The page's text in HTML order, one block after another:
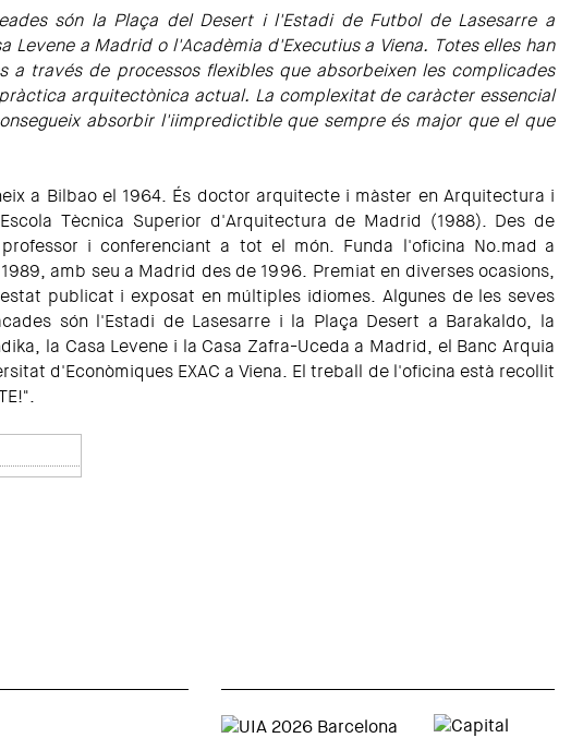
són la Plaça del Desert i l'Estadi de Futbol de Lasesarre a
Levene a Madrid o l'Acadèmia d'Executius a Viena. Totes elles han
a través de processos flexibles que absorbeixen les complicades
arquitectònica actual. La complexitat de caràcter essencial
absorbir l'iimpredictible que sempre és major que el que
a Bilbao el 1964. És doctor arquitecte i màster en Arquitectura i
Tècnica Superior d'Arquitectura de Madrid (1988). Des de
i conferenciant a tot el món. Funda l'oficina No.mad a
amb seu a Madrid des de 1996. Premiat en diverses ocasions,
publicat i exposat en múltiples idiomes. Algunes de les seves
són l'Estadi de Lasesarre i la Plaça Desert a Barakaldo, la
la Casa Levene i la Casa Zafra-Uceda a Madrid, el Banc Arquia
d'Econòmiques EXAC a Viena. El treball de l'oficina està recollit